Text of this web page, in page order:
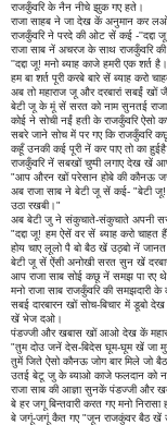
राजकुँवरि के नैन नीचे झुक गए हते।
राजा साहब ने जा देख कें अनुमान कर लओ
राजकुँवरि ने परदे की ओट सें कई -''दद्दा
राजा साब नें अचरज के साथ राजकुँवरि
''दद्दा जू! मनो ब्याह काजे हमरी एक शर्त है।
हम बा शर्त पूरी करबे बारे सें ब्याह करो
अब तो महाराज जू और दरबारां सबईं
बेटी जू के मूं सें सरत को नाम सुनतई
कोई ने सोची नईं हती के राजकुँवरि ऐसो
सबरे जाने सोच में पर गए कि राजकुँवरि
कहूँ उनकी कई पूरी नें कर पाए तो का
राजकुँवरि नें सबखों चुप्पी लगाए देख खें
"आप औरन खों परेसान होबे की कौनऊ
अब राजा साब ने बेटी जू सें कई- "बेटी
उठा रखबी।"
अब बेटी जु ने संकुचाते-संकुचाते अपनी
"दद्दा जू! हम ऐसें वर सें ब्याह करो चाहत हैं
होय चाए लूलो पै बो बैठ खें उठ्बो नें
बेटी जू सें ऐंसी अनोखी सरत सुन खें
आप राजा साब सोई कछू नें समझ पा रए
मनो राजा साब राजकुँवरि की समझदारी
सबई दारबारन खों सोच-बिचार में डूबो
खें भेज दओ।
पंडज्जी और खबास खों आओ देख कें
"तुम दोउ जनें देस-बिदेस घूम-घूम खें जा
तुमें जिते ऐसो कौनऊ जोग बार मिले जो
उतई बेटू जु के ब्याओ काजे फलदान को
राजा साब की आज्ञा सुनकें पंडज्जी और
बे हर जगू बिन्तवारी करत गए मनो
बे जगूं-जगूं कैत गए "जून राजकुंवर बैठ खें